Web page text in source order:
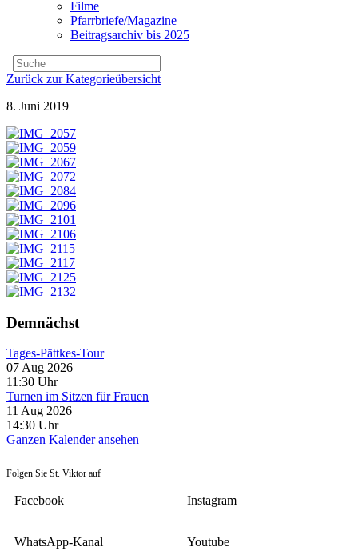
Filme
Pfarrbriefe/Magazine
Beitragsarchiv bis 2025
Zurück zur Kategorieübersicht
8. Juni 2019
Demnächst
Tages-Pättkes-Tour
07 Aug 2026
11:30 Uhr
Turnen im Sitzen für Frauen
11 Aug 2026
14:30 Uhr
Ganzen Kalender ansehen
Folgen Sie St. Viktor auf
Facebook Instagram
WhatsApp-Kanal Youtube